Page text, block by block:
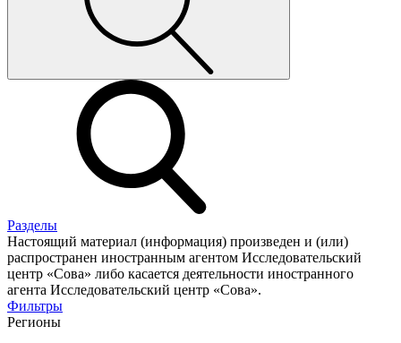
Разделы
Настоящий материал (информация) произведен и (или)
распространен иностранным агентом Исследовательский
центр «Сова» либо касается деятельности иностранного
агента Исследовательский центр «Сова».
Фильтры
Регионы